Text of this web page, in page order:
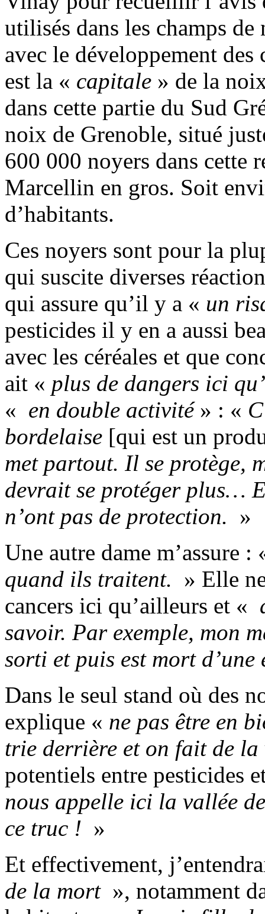
utilisés dans les champs
avec le développement
est la « capitale » de la
dans cette partie du Sud
noix de Grenoble, situé
600 000 noyers dans cette
Marcellin en gros. Soit
d’habitants.
Ces noyers sont pour la
qui suscite diverses
qui assure qu’il y a « un
pesticides il y en a aussi
avec les céréales et que
ait « plus de dangers ici
« en double activité» : «
bordelaise [qui est un
met partout. Il se protège,
devrait se protéger plus…
n’ont pas de protection. »
Une autre dame m’assure :
quand ils traitent. » Elle
cancers ici qu’ailleurs et «
savoir. Par exemple, mon
sorti et puis est mort
Dans le seul stand où des
explique « ne pas être en
trie derrière et on fait de
potentiels entre pesticides
nous appelle ici la vallée
ce truc ! »
Et effectivement,
de la mort », notamment